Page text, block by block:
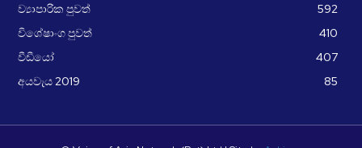
ව්‍යාපාරික පුවත්
592
විශේෂාංග පුවත්
410
වීඩීයෝ
407
අයවැය 2019
85